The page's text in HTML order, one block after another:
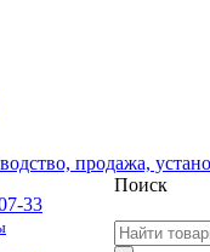
продажа,
33
Поиск